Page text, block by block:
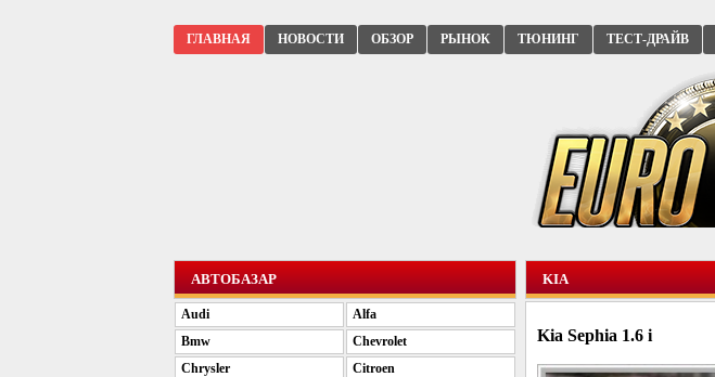
ГЛАВНАЯ НОВОСТИ ОБЗОР РЫНОК ТЮНИНГ ТЕСТ-ДРАЙВ
KIA
Kia Sephia 1.6 i
АВТОБАЗАР
Audi
Alfa
Bmw
Chevrolet
Chrysler
Citroen